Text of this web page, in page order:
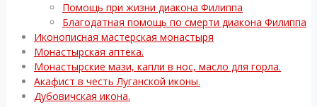
Помощь при жизни диакона Филиппа
Благодатная помощь по смерти диакона Филиппа
Иконописная мастерская монастыря
Монастырская аптека.
Монастырские мази, капли в нос, масло для горла.
Акафист в честь Луганской иконы.
Дубовичская икона.